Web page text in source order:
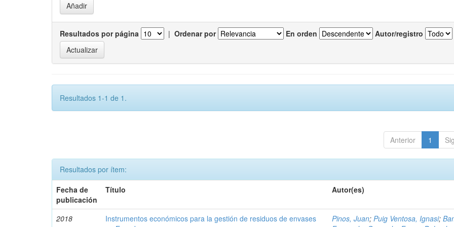
Resultados por página | Ordenar por En orden Autor/registro
Resultados 1-1 de 1.
Anterior 1
Resultados por ítem:
Fecha de
publicación
Título Autor(es)
2018
Instrumentos económicos para la gestión de residuos de envases
Pinos, Juan;Puig Ventosa, Ignasi;